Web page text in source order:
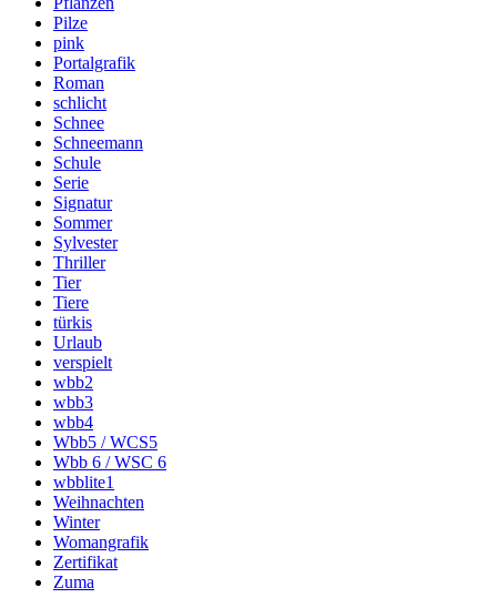
Pilze
pink
Portalgrafik
Roman
schlicht
Schnee
Schneemann
Schule
Serie
Signatur
Sommer
Sylvester
Thriller
Tier
Tiere
türkis
Urlaub
verspielt
wbb2
wbb3
wbb4
Wbb5 / WCS5
Wbb 6 / WSC 6
wbblite1
Weihnachten
Winter
Womangrafik
Zertifikat
Zuma